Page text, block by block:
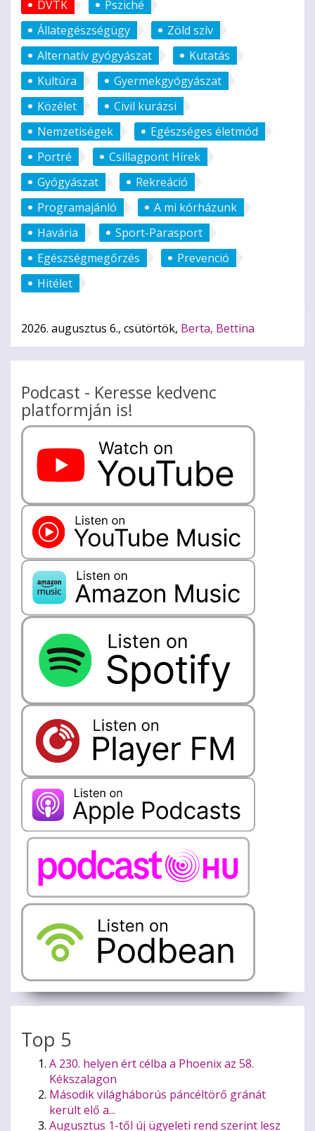
DVTK
Psziché
Állategészségügy
Zöld szív
Alternatív gyógyászat
Kutatás
Kultúra
Gyermekgyógyászat
Közélet
Civil kurázsi
Nemzetiségek
Egészséges életmód
Portré
Csillagpont Hírek
Gyógyászat
Rekreáció
Programajánló
A mi kórházunk
Havária
Sport-Parasport
Egészségmegőrzés
Prevenció
Hitélet
2026. augusztus 6., csütörtök, Berta, Bettina
Podcast - Keresse kedvenc
platformján is!
Top 5
A 230. helyen ért célba a Phoenix az 58.
Kékszalagon
Második világháborús páncéltörő gránát
került elő a...
Augusztus 1-től új ügyeleti rend szerint lesz